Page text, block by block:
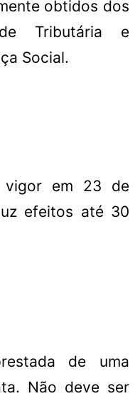
obtidos dos
Tributária e
Social.
vigor em 23 de
efeitos até 30
de uma
Não deve ser